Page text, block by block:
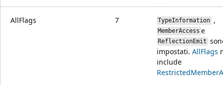
AllFlags 7 TypeInformation ,
MemberAccess e
ReflectionEmit
impostati. AllFlags
include